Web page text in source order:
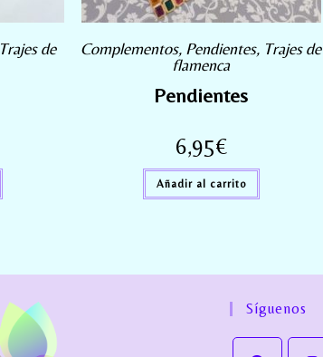
Trajes de
Complementos, Pendientes, Trajes de
flamenca
Pendientes
6,95€
Añadir al carrito
Síguenos